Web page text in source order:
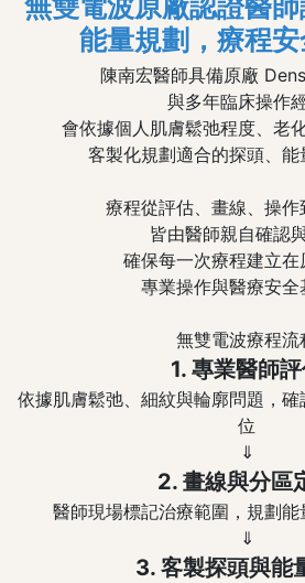
無雙電波原廠認證醫
能量規劃，療程
陳南宏醫師具備原廠
與多年臨床操作
會依據個人肌膚鬆弛程度、老
客製化規劃適合的探頭、能
療程從評估、畫線、操作
皆由醫師親自確認
確保每一次療程建立在
專業操作與醫療安全
無雙電波療程流
1. 專業醫師
依據肌膚鬆弛、細紋與輪廓問題，
位
⇓
2. 畫線與分區
醫師現場標記治療範圍，規劃
⇓
3. 客製探頭與能